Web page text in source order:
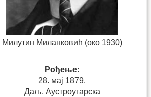
Милутин Миланковић (око 1930)
Рођење:
28. мај 1879.
Даљ, Аустроугарска